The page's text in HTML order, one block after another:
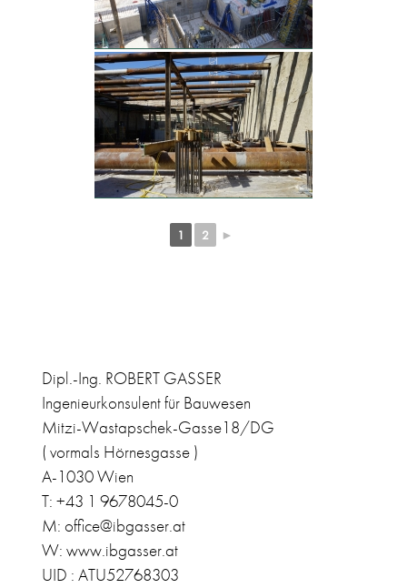
1 2 ►
Dipl.-Ing. ROBERT GASSER
Ingenieurkonsulent für Bauwesen
Mitzi-Wastapschek-Gasse18/DG
( vormals Hörnesgasse )
A-1030 Wien
T: +43 1 9678045-0
M: office@ibgasser.at
W: www.ibgasser.at
UID : ATU52768303